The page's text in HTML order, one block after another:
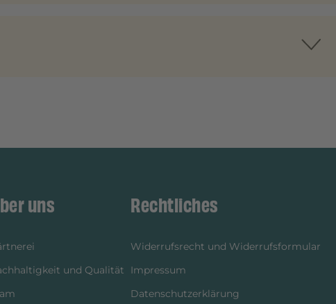
uns
und Qualität
Rechtliches
Widerrufsrecht und Widerrufsformular
Impressum
Datenschutzerklärung